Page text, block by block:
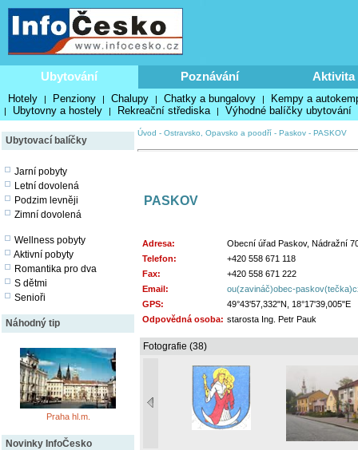
Ubytování Poznávání Aktivita
Hotely | Penziony | Chalupy | Chatky a bungalovy | Kempy a
| Ubytovny a hostely | Rekreační střediska | Výhodné balíčky ubytování
Ubytovací balíčky
Jarní pobyty
Letní dovolená
Podzim levněji
Zimní dovolená
Wellness pobyty
Aktivní pobyty
Romantika pro dva
S dětmi
Senioři
Náhodný tip
Praha hl.m.
Novinky InfoČesko
Úvod - Ostravsko, Opavsko a poodří - Paskov - PASKOV
PASKOV
Adresa:
Obecní úřad Paskov, Nádražní
Telefon:
+420 558 671 118
Fax:
+420 558 671 222
Email:
ou(zavináč)obec-
GPS:
49°43'57,332"N, 18°17'39,005"E
Odpovědná osoba: starosta Ing. Petr Pauk
Fotografie (38)